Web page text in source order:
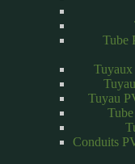
Tube
Tuyau
Conduits